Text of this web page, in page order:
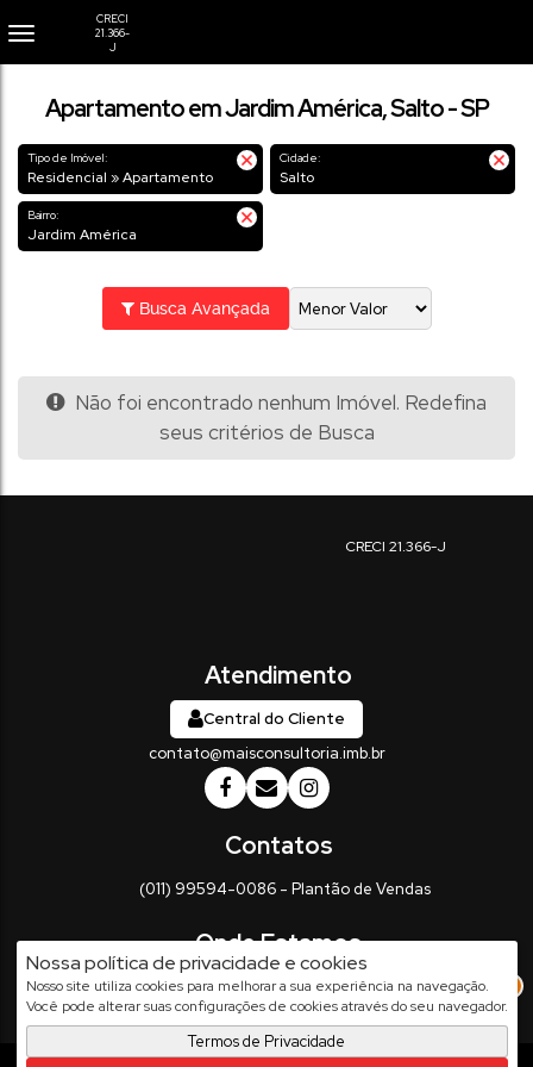
Nossa política de privacidade e cookies
Nosso site utiliza cookies para melhorar a sua experiência na navegação.
Você pode alterar suas configurações de cookies através do seu navegador.
Termos de Privacidade
Apartamento em Jardim América, Salto - SP
Tipo de Imóvel:
Residencial » Apartamento
Cidade:
Salto
Bairro:
Jardim América
Busca Avançada
Não foi encontrado nenhum Imóvel. Redefina
seus critérios de Busca
Central do Cliente
contato@maisconsultoria.imb.br
(011) 99594-0086 - Plantão de Vendas
Rua Vinte e Três de Maio, 337 Centro, Salto SP ,Brasil